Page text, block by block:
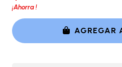
¡Ahorra!
AGREGAR